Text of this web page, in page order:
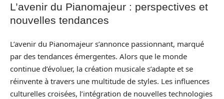
L’avenir du Pianomajeur : perspectives et
nouvelles tendances
L’avenir du Pianomajeur s’annonce passionnant, marqué
par des tendances émergentes. Alors que le monde
continue d’évoluer, la création musicale s’adapte et se
réinvente à travers une multitude de styles. Les influences
culturelles croisées, l’intégration de nouvelles technologies